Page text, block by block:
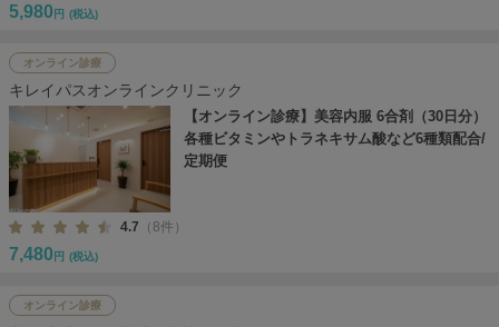
5,980 円 (税込)
オンライン診療
キレイパスオンラインクリニック
【オンライン診療】美容内服 6合剤（30日分）
各種ビタミンやトラネキサム酸など6種類配合/
定期便
4.7 （8件）
7,480 円 (税込)
オンライン診療